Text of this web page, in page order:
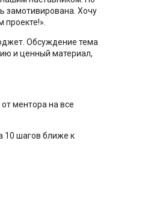
замотивирована. Хочу
Обсуждение тема
и ценный материал,
ментора на все
10 шагов ближе к